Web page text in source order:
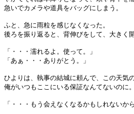
急いでカメラや道具をバッグにしまう。
ふと、急に雨粒を感じなくなった。
後ろを振り返ると、背伸びをして、大きく
「・・・濡れるよ。使って。」
「あぁ・・・ありがとう。」
ひよりは、執事の結城に頼んで、この天気
俺がいつもここにいる保証なんてないのに
「・・・もう会えなくなるかもしれないか